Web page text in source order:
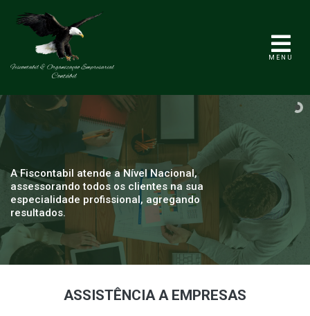
MENU
A Fiscontabil atende a Nível Nacional,
assessorando todos os clientes na sua
especialidade profissional, agregando
resultados.
ASSISTÊNCIA A EMPRESAS